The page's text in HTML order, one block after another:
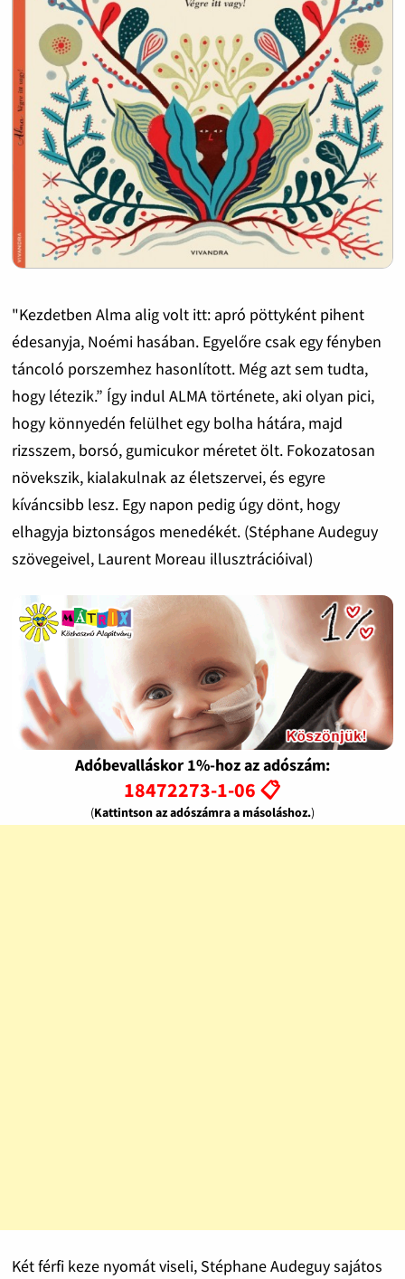
"Kezdetben Alma alig volt itt: apró pöttyként pihent
édesanyja, Noémi hasában. Egyelőre csak egy fényben
táncoló porszemhez hasonlított. Még azt sem tudta,
hogy létezik.” Így indul ALMA története, aki olyan pici,
hogy könnyedén felülhet egy bolha hátára, majd
rizsszem, borsó, gumicukor méretet ölt. Fokozatosan
növekszik, kialakulnak az életszervei, és egyre
kíváncsibb lesz. Egy napon pedig úgy dönt, hogy
elhagyja biztonságos menedékét. (Stéphane Audeguy
szövegeivel, Laurent Moreau illusztrációival)
Adóbevalláskor 1%-hoz az adószám:
18472273-1-06 📋
(Kattintson az adószámra a másoláshoz.)
Két férfi keze nyomát viseli, Stéphane Audeguy sajátos